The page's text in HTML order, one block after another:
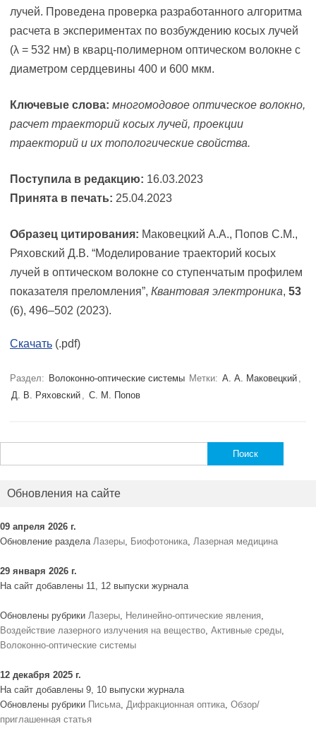
лучей. Проведена проверка разработанного алгоритма
расчета в экспериментах по возбуждению косых лучей
(λ = 532 нм) в кварц-полимерном оптическом волокне с
диаметром сердцевины 400 и 600 мкм.
Ключевые слова: многомодовое оптическое волокно,
расчет траекторий косых лучей, проекции
траекторий и их топологические свойства.
Поступила в редакцию: 16.03.2023
Принята в печать: 25.04.2023
Образец цитирования: Маковецкий А.А., Попов С.М.,
Ряховский Д.В. “Моделирование траекторий косых
лучей в оптическом волокне со ступенчатым профилем
показателя преломления”, Квантовая электроника, 53
(6), 496–502 (2023).
Скачать (.pdf)
Раздел: Волоконно-оптические системы Метки: А. А. Маковецкий ,
Д. В. Ряховский , С. М. Попов
Обновления на сайте
09 апреля 2026 г.
Обновление раздела Лазеры, Биофотоника, Лазерная медицина
29 января 2026 г.
На сайт добавлены 11, 12 выпуски журнала
Обновлены рубрики Лазеры, Нелинейно-оптические явления,
Воздействие лазерного излучения на вещество, Активные среды,
Волоконно-оптические системы
12 декабря 2025 г.
На сайт добавлены 9, 10 выпуски журнала
Обновлены рубрики Письма, Дифракционная оптика, Обзор/
приглашенная статья